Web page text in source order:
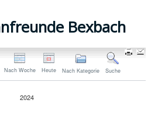
Bexbach
Nach Woche Heute Nach Kategorie Suche
2024